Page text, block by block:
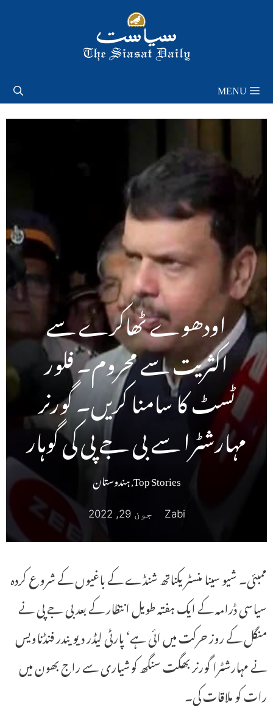
MENU
اودھوے ٹھاکرے سے
اکثریت سے محروم۔ فلور
ٹسٹ کا سامنا کریں۔ گورنر
مہارشٹرا سے بی جے پی کی گوہار
Top Stories
,ہندوستان
Zabi جون 29, 2022
ممبئی۔ شیو سینا منسٹر یکناتھ شنڈے کے باغیوں کے شروع کردہ
سیاسی ڈرامہ کے ایک ہفتہ طویل انتظار کے بعد بی جے پی نے
منگل کے روز حرکت میں ائی ہے‘ پارٹی لیڈر دیویندر فنڈناویس
نے مہارشٹرا گورنر بھگت سنگھ کوشیاری سے راج بھون میں
رات کو ملاقات کی۔